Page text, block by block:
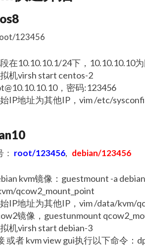
123456
在10.10.10.1/24下，10.10.10.10
机virsh start centos-2
，密码:123456
IP地址为其他IP，vim /etc/
root/123456, debian/123456
kvm镜像：guestmount -a
qcow2_mount_point
IP地址为其他IP，vim /data/kvm/
镜像，guestunmount
机virsh start debian-3
或者 kvm view gui执行以下命令：